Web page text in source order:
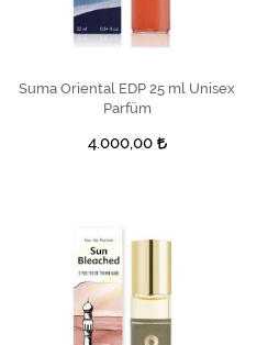
SEPETE EKLE
Suma Oriental EDP 25 ml Unisex
Parfüm
4.000,00